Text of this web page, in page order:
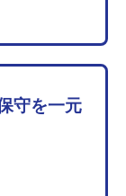
守を一元